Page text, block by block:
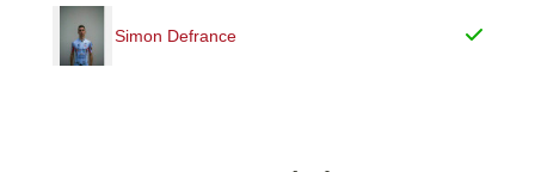
Simon Defrance